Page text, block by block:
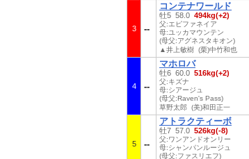
3
コンテナワールド
牡5 58.0 494kg(+2)
父:エピファネイア
母:ユッカマウンテン
(母父:アグネスタキオン)
▲井上敏樹 (栗)中竹和也
4
マホロバ
牡6 60.0 516kg(+2)
父:キズナ
母:シアージュ
(母父:Raven's Pass)
草野太郎 (美)和田正一
5
アトラクティーボ
牡7 57.0 526kg(-8)
父:ワンアンドオンリー
母:シャンパンルージュ
(母父:ファスリエフ)